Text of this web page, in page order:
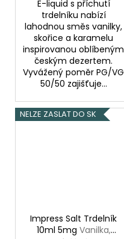
E-liquid s příchutí
trdelníku nabízí
lahodnou směs vanilky,
skořice a karamelu
inspirovanou oblíbeným
českým dezertem.
Vyvážený poměr PG/VG
50/50 zajišťuje...
NELZE ZASLAT DO SK
Impress Salt Trdelník
10ml 5mg Vanilka,